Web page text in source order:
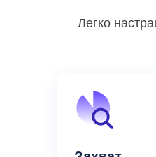
Легко